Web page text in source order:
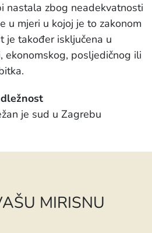
nastala zbog neadekvatnosti
u mjeri u kojoj je to zakonom
je također isključena u
ekonomskog, posljedičnog ili
je sud u Zagrebu
MIRISNU